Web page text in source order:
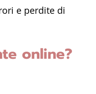
e perdite di
online?